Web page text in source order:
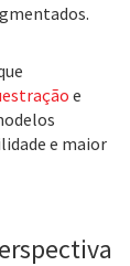
e
e maior